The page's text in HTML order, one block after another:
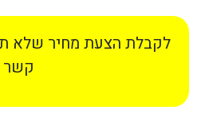
לקבלת הצעת מחיר שלא
קשר